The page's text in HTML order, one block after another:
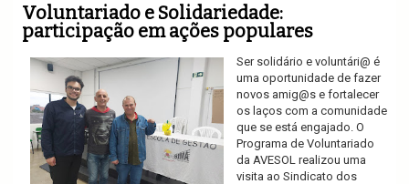
Voluntariado e Solidariedade:
participação em ações populares
Ser solidário e voluntári@ é
uma oportunidade de fazer
novos amig@s e fortalecer
os laços com a comunidade
que se está engajado. O
Programa de Voluntariado
da AVESOL realizou uma
visita ao Sindicato dos